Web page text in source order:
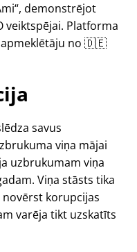
, demonstrējot
veiktspējai. Platforma
apmeklētāju no 🇩🇪
savus
viņa mājai
uzbrukumam viņa
Viņa stāsts tika
korupcijas
varēja tikt uzskatīts